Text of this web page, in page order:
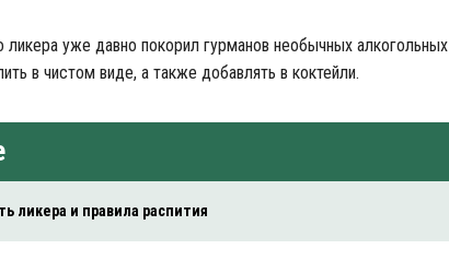
ликера уже давно покорил гурманов необычных алкогольных
в чистом виде, а также добавлять в коктейли.
ликера и правила распития